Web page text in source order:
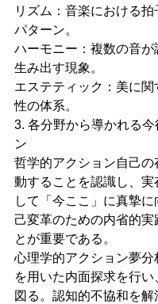
リズム：音楽における
パターン。
ハーモニー：複数の音が
生み出す現象。
エステティック：美に
性の体系。
3. 各分野から導かれる今
ン
哲学的アクション自己の
動することを認識し、実
して「今ここ」に真摯に
己変革のための内省的実
とが重要である。
心理学的アクション夢分
を用いた内面探求を行い
図る。認知的不協和を解